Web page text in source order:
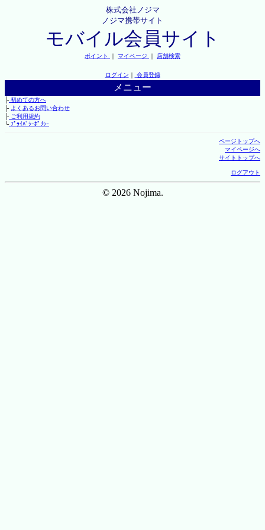
株式会社ノジマ
ノジマ携帯サイト
モバイル会員サイト
ポイント ｜ マイページ ｜ 店舗検索
ログイン ｜ 会員登録
メニュー
├初めての方へ
├ よくあるお問い合わせ
├ご利用規約
└ﾌﾟﾗｲﾊﾞｼｰﾎﾟﾘｼｰ
ページトップへ
マイページへ
サイトトップへ
ログアウト
© 2026 Nojima.